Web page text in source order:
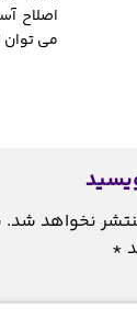
اصلاح
می توان
نخواهد شد.
*